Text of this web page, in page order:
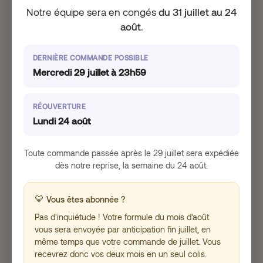
Définie par l’absence de menstruation pendant 12
mois consécutifs, la ménopause survient
personne à l’autre.
taux d’œstrogènes et de progestérone. Par
conséquent, les femmes peuvent éprouver une
sécheresse vaginale, des sautes d’humeur et des
changements de la libido. Alors que certaines
relative facilité, d’autres peuvent trouver les
symptômes plus difficiles à gérer.
Il est essentiel de reconnaître les signes de la
ménopause pour que les femmes recherchent
un soutien et des options de traitement
appropriés. Consulter votre médecin ou votre
Notre équipe sera en congés du 31 juillet au 24
août.
DERNIÈRE COMMANDE POSSIBLE
Mercredi 29 juillet à 23h59
RÉOUVERTURE
Lundi 24 août
Toute commande passée après le 29 juillet sera expédiée
dès notre reprise, la semaine du 24 août.
💛 Vous êtes abonnée ?
Pas d'inquiétude ! Votre formule du mois d'août
vous sera envoyée par anticipation fin juillet, en
même temps que votre commande de juillet. Vous
recevrez donc vos deux mois en un seul colis.